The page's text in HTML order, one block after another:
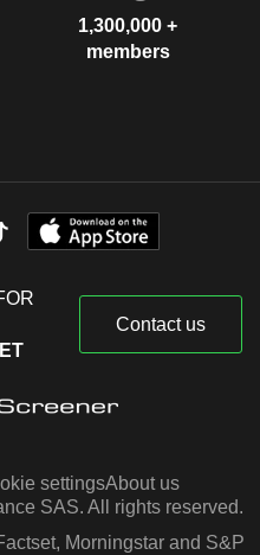
1,300,000 +
members
Contact us
settingsAbout us
SAS. All rights reserved.
Morningstar and S&P